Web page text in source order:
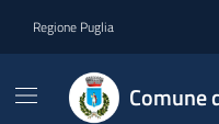
Regione Puglia
Comune